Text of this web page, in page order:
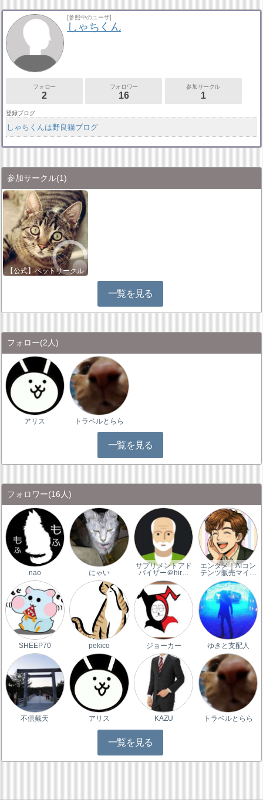
[参照中のユーザ]
しゃちくん
フォロー
2
フォロワー
16
参加サークル
1
登録ブログ
しゃちくんは野良猫ブログ
参加サークル(1)
【公式】ペットサークル
一覧を見る
フォロー(2人)
アリス トラベルとらら
一覧を見る
フォロワー(16人)
nao にゃい
サプリメントアド
バイザー＠hir…
エンタメ｜AIコン
テンツ販売マイ…
SHEEP70 pekico ジョーカー ゆきと支配人
不倶戴天 アリス KAZU トラベルとらら
一覧を見る